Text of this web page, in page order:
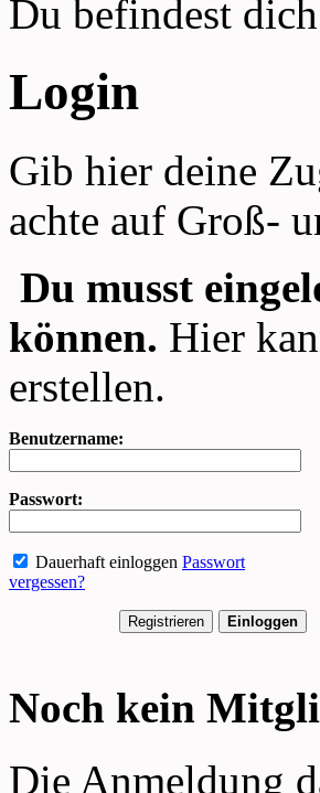
Du befindest
Login
Gib hier deine
achte auf Groß-
Du musst
können. Hier
erstellen.
Benutzername:
Passwort:
Dauerhaft einloggen Passwort
vergessen?
Noch kein
Die Anmeldung